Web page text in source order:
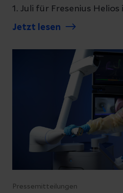
1. Juli für Fresenius
berufen
Jetzt lesen
Pressemitteilungen